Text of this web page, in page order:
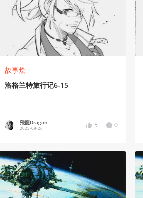
故事烩
洛格兰特旅行记6-15
飛龍Dragon
2025-09-26 5 0